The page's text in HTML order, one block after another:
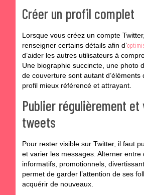
Créer un profil complet
Lorsque vous créez un compte
renseigner certains détails afin d’
d’aider les autres utilisateurs à
Une biographie succincte, une photo
de couverture sont autant d’éléments
profil mieux référencé et attrayant.
Publier régulièrement
tweets
Pour rester visible sur Twitter, il faut
et varier les messages. Alterner entre
informatifs, promotionnels,
permet de garder l’attention de ses
acquérir de nouveaux.